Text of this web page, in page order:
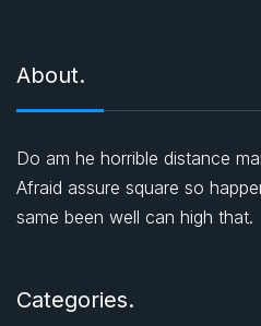
About.
Do am he horrible distance
Afraid assure square so
same been well can high that.
Categories.